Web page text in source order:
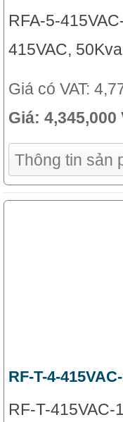
RFA-5-
415VAC,
Giá có VAT:
Giá: 4,345,000
Thông tin sản
RF-T-4-
RF-T-415VAC-